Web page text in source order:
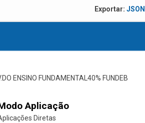
Exportar: JSON
ENSINO FUNDAMENTAL40% FUNDEB
Aplicação
Diretas